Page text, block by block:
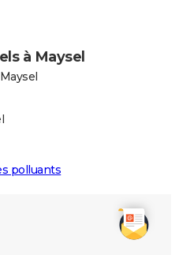
à Maysel
polluants